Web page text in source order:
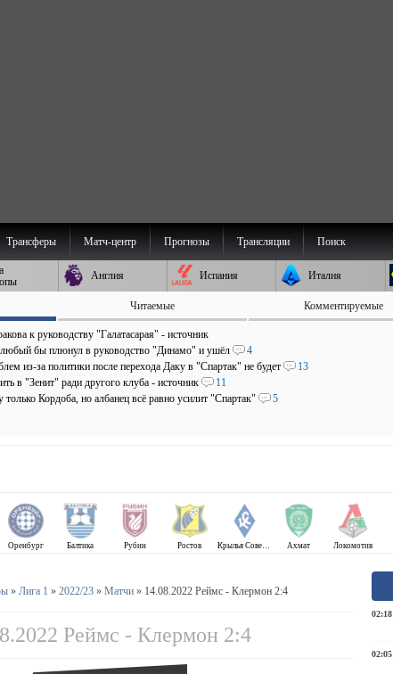
Трансферы Матч-центр Прогнозы Трансляции Поиск
Англия Испания Италия
Читаемые Комментируемые
к руководству "Галатасарая" - источник
любый бы плюнул в руководство "Динамо" и ушёл
4
из-за политики после перехода Даку в "Спартак" не будет
13
в "Зенит" ради другого клуба - источник
11
Кордоба, но албанец всё равно усилит "Спартак"
5
Оренбург Балтика Рубин Ростов Крылья Советов Ахмат Локомотив
» Лига 1 » 2022/23» Матчи» 14.08.2022 Реймс - Клермон 2:4
Реймс - Клермон 2:4
02:18
02:05